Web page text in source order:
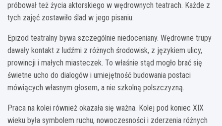
próbował też życia aktorskiego w wędrownych teatrach. Każde z
tych zajęć zostawiło ślad w jego pisaniu.
Epizod teatralny bywa szczególnie niedoceniany. Wędrowne trupy
dawały kontakt z ludźmi z różnych środowisk, z językiem ulicy,
prowincji i małych miasteczek. To właśnie stąd mogło brać się
świetne ucho do dialogów i umiejętność budowania postaci
mówiących własnym głosem, a nie szkolną polszczyzną.
Praca na kolei również okazała się ważna. Kolej pod koniec XIX
wieku była symbolem ruchu, nowoczesności i zderzenia różnych